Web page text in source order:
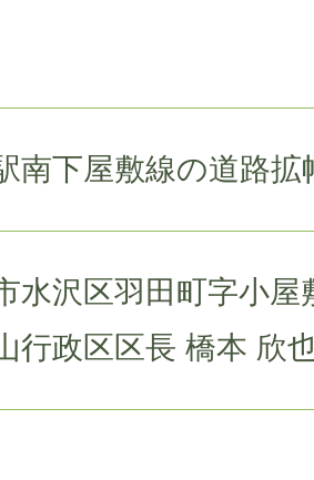
南下屋敷線の道路
水沢区羽田町字小屋
行政区区長 橋本 欣